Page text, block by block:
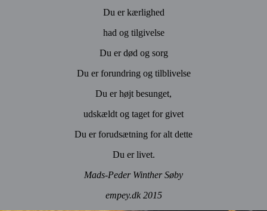
Du er kærlighed
had og tilgivelse
Du er død og sorg
Du er forundring og tilblivelse
Du er højt besunget,
udskældt og taget for givet
Du er forudsætning for alt dette
Du er livet.
Mads-Peder Winther Søby
empey.dk 2015